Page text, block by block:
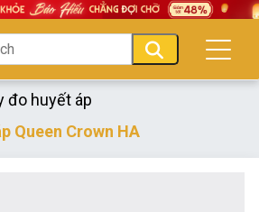
đo huyết áp
Queen Crown HA